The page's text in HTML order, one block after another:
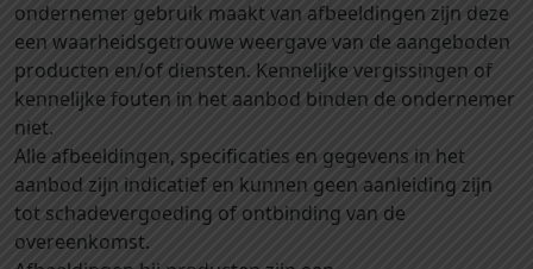
ondernemer gebruik maakt van afbeeldingen zijn deze
een waarheidsgetrouwe weergave van de aangeboden
producten en/of diensten. Kennelijke vergissingen of
kennelijke fouten in het aanbod binden de ondernemer
niet.
Alle afbeeldingen, specificaties en gegevens in het
aanbod zijn indicatief en kunnen geen aanleiding zijn
tot schadevergoeding of ontbinding van de
overeenkomst.